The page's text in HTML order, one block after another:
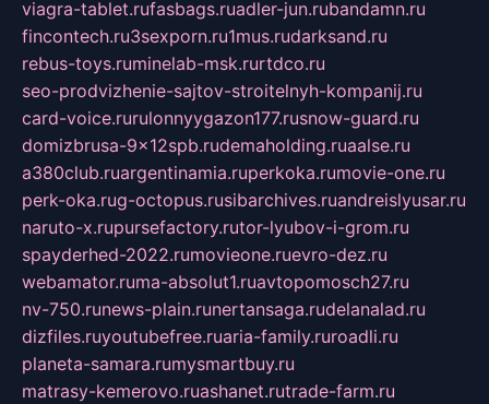
viagra-tablet.rufasbags.ruadler-jun.rubandamn.ru
fincontech.ru3sexporn.ru1mus.rudarksand.ru
rebus-toys.ruminelab-msk.rurtdco.ru
seo-prodvizhenie-sajtov-stroitelnyh-kompanij.ru
card-voice.rurulonnyygazon177.rusnow-guard.ru
domizbrusa-9x12spb.rudemaholding.ruaalse.ru
a380club.ruargentinamia.ruperkoka.rumovie-one.ru
perk-oka.rug-octopus.rusibarchives.ruandreislyusar.ru
naruto-x.rupursefactory.rutor-lyubov-i-grom.ru
spayderhed-2022.rumovieone.ruevro-dez.ru
webamator.ruma-absolut1.ruavtopomosch27.ru
nv-750.runews-plain.runertansaga.rudelanalad.ru
dizfiles.ruyoutubefree.ruaria-family.ruroadli.ru
planeta-samara.rumysmartbuy.ru
matrasy-kemerovo.ruashanet.rutrade-farm.ru